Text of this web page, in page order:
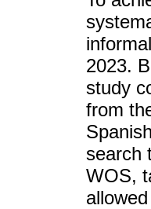
2023.
study
from
search
WOS,